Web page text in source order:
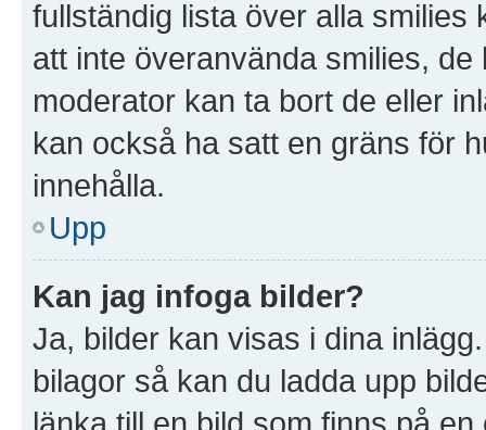
fullständig lista över alla
att inte överanvända smilies,
moderator kan ta bort de eller
kan också ha satt en gräns för
innehålla.
Upp
Kan jag infoga bilder?
Ja, bilder kan visas i dina
bilagor så kan du ladda upp
länka till en bild som finns på